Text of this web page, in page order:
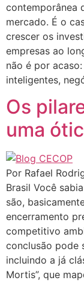
contemporânea
mercado. É o
crescer os
empresas ao
não é por
inteligentes,
Os
uma
Por Rafael
Brasil Você
são,
encerramento
competitivo
conclusão pode
incluindo a já
Mortis”, que